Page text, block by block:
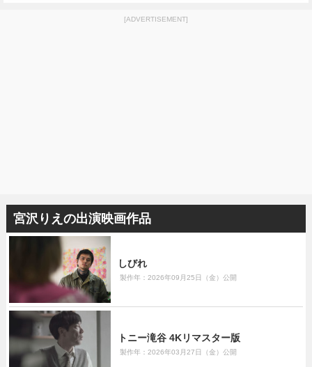
[ADVERTISEMENT]
宮沢りえの出演映画作品
しびれ
製作年：2026年09月25日（金）公開
トニー滝谷 4Kリマスター版
製作年：2026年03月27日（金）公開